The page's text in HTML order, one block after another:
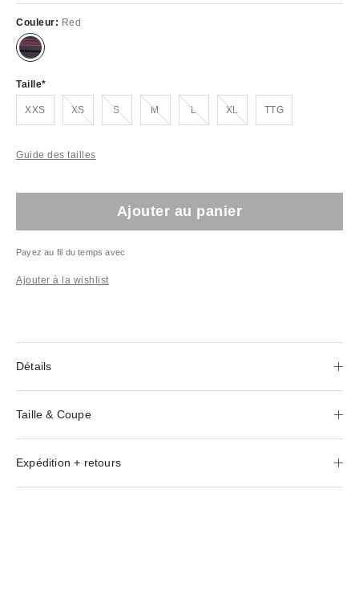
Couleur: Red
Taille
XXS XS
En rupture de stock ! S
En rupture de stock ! M
En rupture de stock ! L
En rupture de stock ! XL
En rupture de stock ! TTG
Guide des tailles
Ajouter au panier
Payez au fil du temps avec
Ajouter à la wishlist
Détails
Taille & Coupe
Expédition + retours